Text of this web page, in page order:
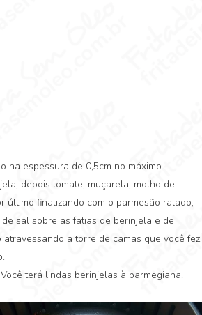
na espessura de 0,5cm no máximo.
depois tomate, muçarela, molho de
último finalizando com o parmesão ralado,
sal sobre as fatias de berinjela e de
a torre de camas que você fez,
terá lindas berinjelas à parmegiana!